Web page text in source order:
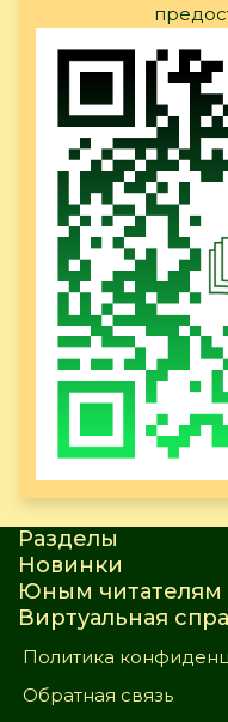
Разделы
Новинки
Юным читателям
Виртуальная
Политика
Обратная связь